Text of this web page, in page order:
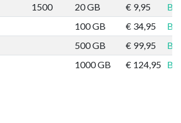
1500 20 GB € 9,95
100 GB
€ 34,95
500 GB
€ 99,95
1000 GB
€ 124,95